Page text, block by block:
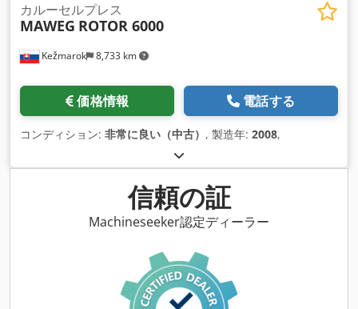
Kežmarok 8,733 km
カルーセルプレス
MAWEG ROTOR 6000
価格情報 電話する
コンディション: 非常に良い（中古） , 製造年: 2008,
信頼の証
Machineseeker認定ディーラー